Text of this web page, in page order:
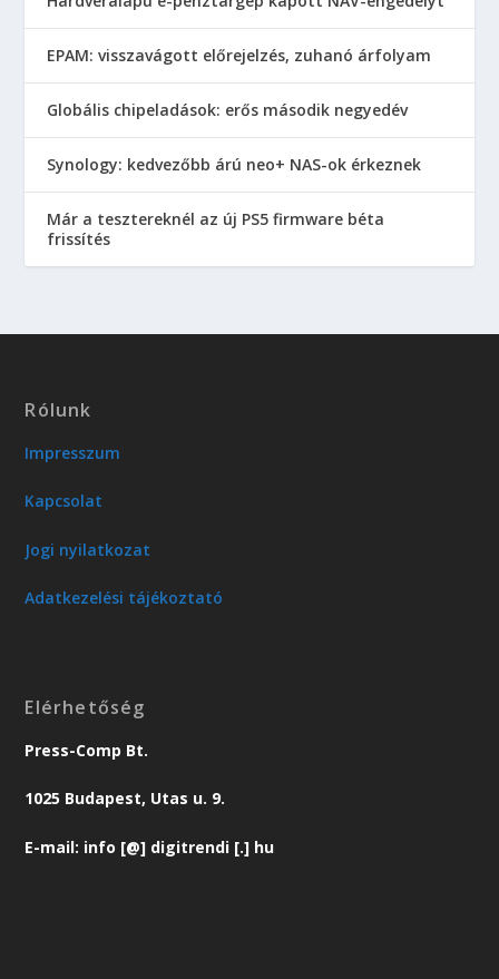
EPAM: visszavágott előrejelzés, zuhanó árfolyam
Globális chipeladások: erős második negyedév
Synology: kedvezőbb árú neo+ NAS-ok érkeznek
Már a tesztereknél az új PS5 firmware béta
frissítés
Rólunk
Impresszum
Kapcsolat
Jogi nyilatkozat
Adatkezelési tájékoztató
Elérhetőség
Press-Comp Bt.
1025 Budapest, Utas u. 9.
E-mail: info [@] digitrendi [.] hu